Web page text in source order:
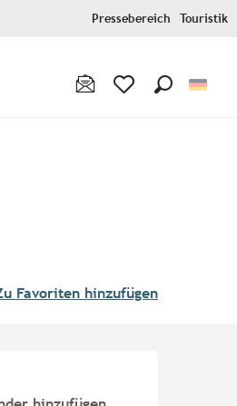
Pressebereich Touristik
aux favoris
Favoriten hinzufügen